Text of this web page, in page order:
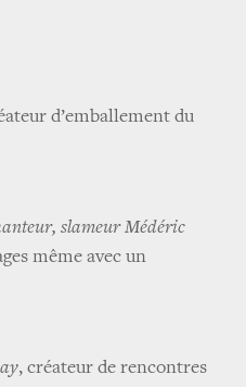
d’emballement du
slameur Médéric
même avec un
, créateur de rencontres